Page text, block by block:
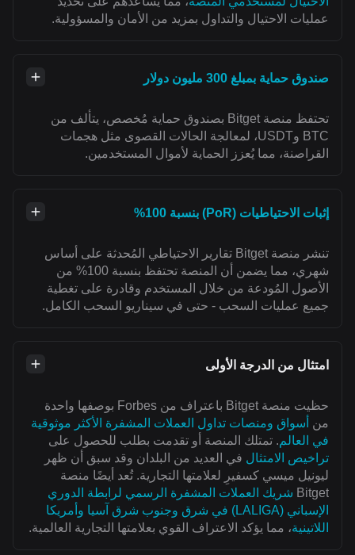
عمليات الاحتيال والتداول بمزيد من الأمان والمسؤولية.
صندوق حماية بمبلغ 300 مليون دولار
تحتفظ منصة Bitget بصندوق حماية مُخصص، يتألف من
BTC وUSDT، لمعالجة الحالات القصوى مثل هجمات
القراصنة، مما يُعزز الحماية لأموال المستخدمين.
إثبات الاحتياطيات (PoR) بنسبة 100%
تنشر منصة Bitget تقارير الاحتياطي المُحدثة على أساس
شهري، مما يضمن أن المنصة تحتفظ بنسبة 100% من
الأصول المُودعة من خلال المستخدم وقادرة على تغطية
جميع عمليات السحب - حتى في سيناريو السحب الكامل.
امتثال من الدرجة الأولى
حظيت منصة Bitget باعتراف من Forbes بوصفها واحدة
من أسواق ومنصات تداول العملات المشفرة الأكثر موثوقية
في العالم. تمتلك المنصة أو تقدمت بطلب للحصول على
تراخيص الامتثال في العديد من البلدان وقد سبق أن ظهر
ليونيل ميسي كسفيرِ لعلامتها التجارية. تُعد أيضًا منصة
Bitget شريك العملات المشفرة الرسمي لرابطة الدوري
الإسباني (LALIGA) في شرق وجنوب شرق آسيا وأمريكا
اللاتينية، مما يؤكد الاعتراف القوي بعلامتها التجارية العالمية.